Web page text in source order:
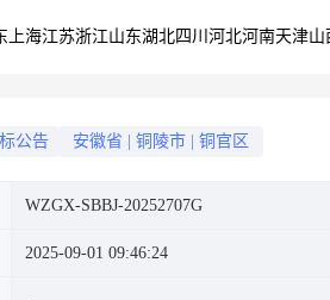
上海江苏浙江山东湖北四川 河北河南天津山
公告 安徽省 铜陵市 铜官区
WZGX-SBBJ-20252707G
2025-09-01 09:46:24